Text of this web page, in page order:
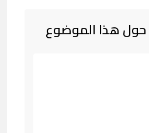
حول هذا الموضوع